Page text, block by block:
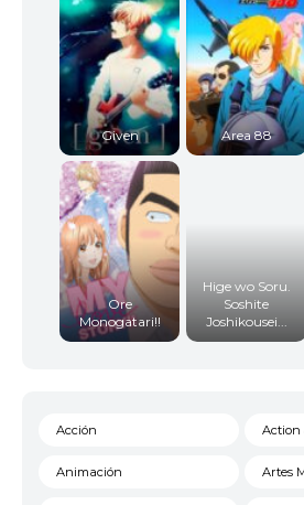
Given Area 88
Ore
Monogatari!!
Hige wo Soru.
Soshite
Joshikousei...
Acción Action
Animación Artes